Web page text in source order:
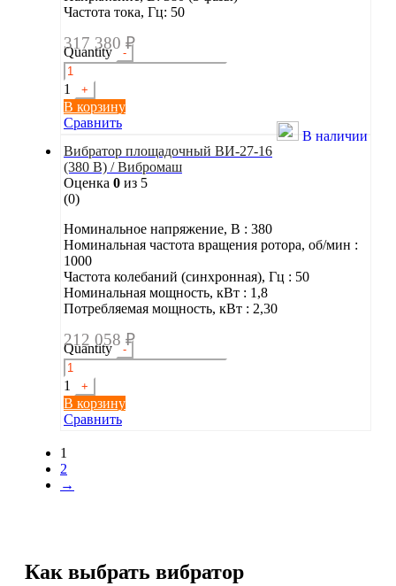
Частота тока, Гц: 50
317 380 ₽
Quantity -
1 +
В корзину
Сравнить
В наличии
Вибратор площадочный ВИ-27-16
(380 В) / Вибромаш
Оценка 0 из 5
(0)
Номинальное напряжение, В : 380
Номинальная частота вращения ротора, об/мин :
1000
Частота колебаний (синхронная), Гц : 50
Номинальная мощность, кВт : 1,8
Потребляемая мощность, кВт : 2,30
212 058 ₽
Quantity -
1 +
В корзину
Сравнить
1
2
→
Как выбрать вибратор